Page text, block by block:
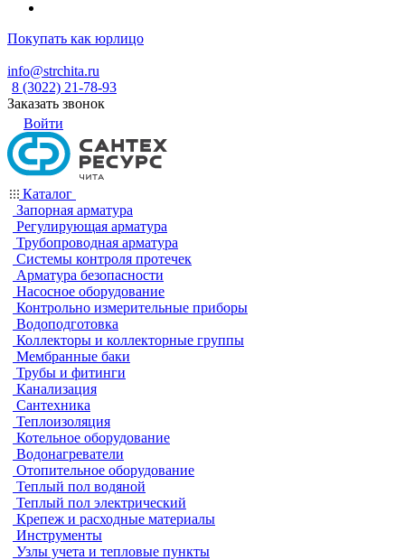
Покупать как юрлицо
info@strchita.ru
8 (3022) 21-78-93
Заказать звонок
Войти
Каталог
Запорная арматура
Регулирующая арматура
Трубопроводная арматура
Системы контроля протечек
Арматура безопасности
Насосное оборудование
Контрольно измерительные приборы
Водоподготовка
Коллекторы и коллекторные группы
Мембранные баки
Трубы и фитинги
Канализация
Сантехника
Теплоизоляция
Котельное оборудование
Водонагреватели
Отопительное оборудование
Теплый пол водяной
Теплый пол электрический
Крепеж и расходные материалы
Инструменты
Узлы учета и тепловые пункты